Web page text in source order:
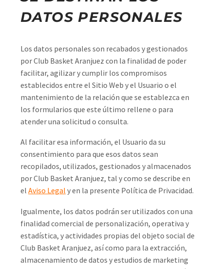
DATOS PERSONALES
Los datos personales son recabados y gestionados
por Club Basket Aranjuez con la finalidad de poder
facilitar, agilizar y cumplir los compromisos
establecidos entre el Sitio Web y el Usuario o el
mantenimiento de la relación que se establezca en
los formularios que este último rellene o para
atender una solicitud o consulta.
Al facilitar esa información, el Usuario da su
consentimiento para que esos datos sean
recopilados, utilizados, gestionados y almacenados
por Club Basket Aranjuez, tal y como se describe en
el Aviso Legal y en la presente Política de Privacidad.
Igualmente, los datos podrán ser utilizados con una
finalidad comercial de personalización, operativa y
estadística, y actividades propias del objeto social de
Club Basket Aranjuez, así como para la extracción,
almacenamiento de datos y estudios de marketing